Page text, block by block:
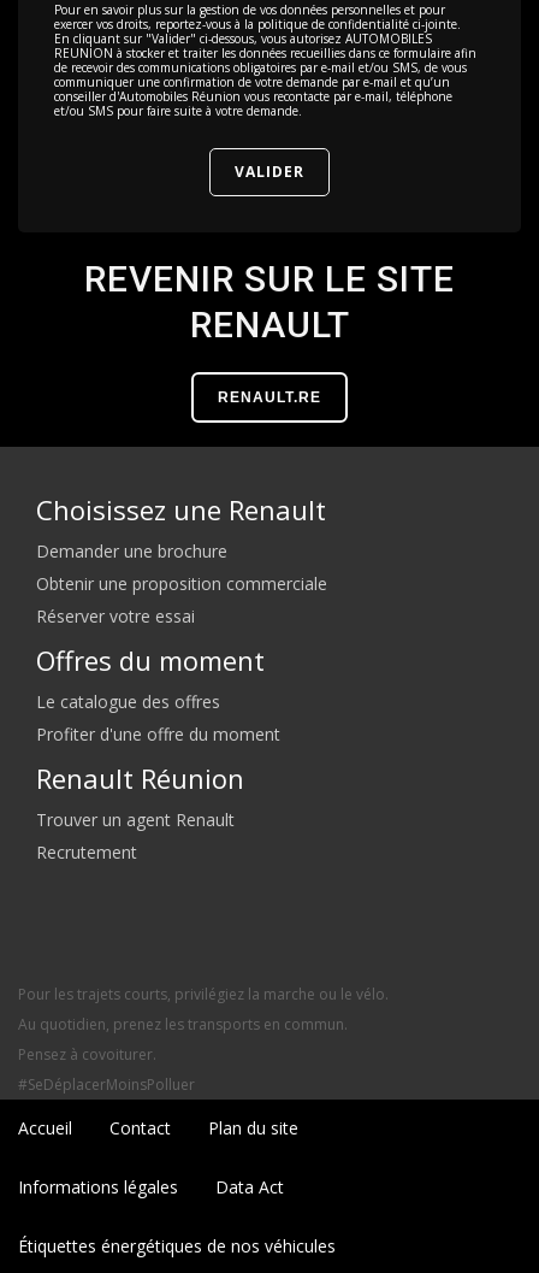
Pour en savoir plus sur la gestion de vos données personnelles et pour
exercer vos droits, reportez-vous à la politique de confidentialité ci-jointe.
En cliquant sur "Valider" ci-dessous, vous autorisez AUTOMOBILES
REUNION à stocker et traiter les données recueillies dans ce formulaire afin
de recevoir des communications obligatoires par e-mail et/ou SMS, de vous
communiquer une confirmation de votre demande par e-mail et qu’un
conseiller d'Automobiles Réunion vous recontacte par e-mail, téléphone
et/ou SMS pour faire suite à votre demande.
REVENIR SUR LE SITE
RENAULT
RENAULT.RE
Choisissez une Renault
Demander une brochure
Obtenir une proposition commerciale
Réserver votre essai
Offres du moment
Le catalogue des offres
Profiter d'une offre du moment
Renault Réunion
Trouver un agent Renault
Recrutement
Pour les trajets courts, privilégiez la marche ou le vélo.
Au quotidien, prenez les transports en commun.
Pensez à covoiturer.
#SeDéplacerMoinsPolluer
Accueil Contact Plan du site
Informations légales Data Act
Étiquettes énergétiques de nos véhicules